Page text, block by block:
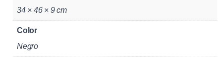
34 × 46 × 9 cm
Color
Negro